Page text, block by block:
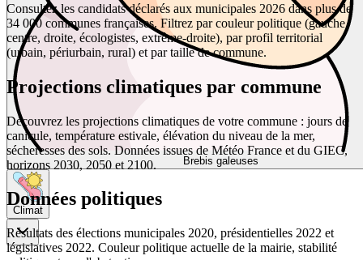
Brebis galeuses
Climat
Consultez les candidats déclarés aux municipales 2026 dans plus de
34 000 communes françaises. Filtrez par couleur politique (gauche,
centre, droite, écologistes, extrême-droite), par profil territorial
(urbain, périurbain, rural) et par taille de commune.
Projections climatiques par commune
Découvrez les projections climatiques de votre commune : jours de
canicule, température estivale, élévation du niveau de la mer,
sécheresses des sols. Données issues de Météo France et du GIEC,
horizons 2030, 2050 et 2100.
Données politiques
Résultats des élections municipales 2020, présidentielles 2022 et
législatives 2022. Couleur politique actuelle de la mairie, stabilité